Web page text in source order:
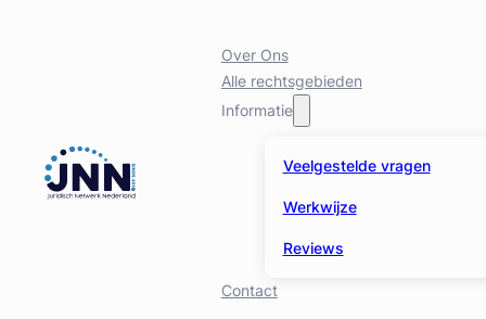
Over Ons
Alle rechtsgebieden
Informatie
Veelgestelde vragen
Werkwijze
Reviews
Contact